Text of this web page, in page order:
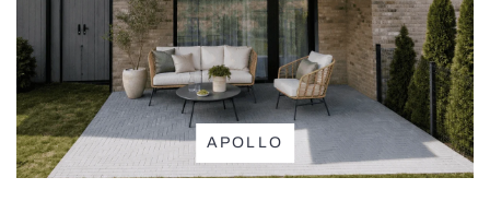
Visi išmanūs sprendimai
Antialerginiai tinkleliai
Dokinės sistemos
Visos markizės
APOLLO